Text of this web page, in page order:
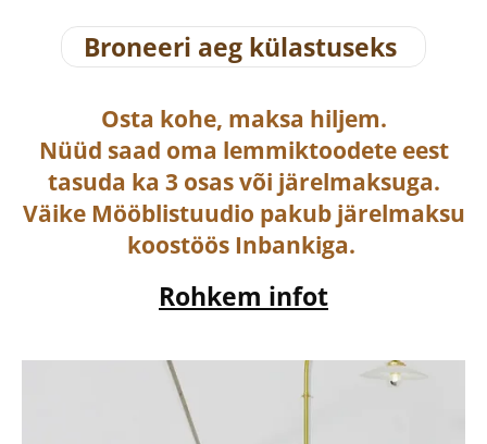
Broneeri aeg külastuseks
Osta kohe, maksa hiljem.
Nüüd saad oma lemmiktoodete eest
tasuda ka 3 osas või järelmaksuga.
Väike Mööblistuudio pakub järelmaksu
koostöös Inbankiga.
Rohkem infot